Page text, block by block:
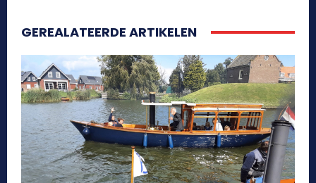
GEREALATEERDE ARTIKELEN